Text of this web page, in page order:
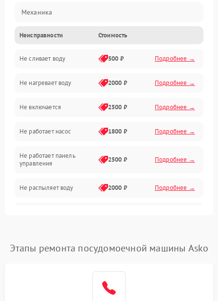
Механика
Управление
Электропитание
Датчики
Нагрев
Вода
Гигиена
Неисправности Стоимость
Не сливает воду 500 ₽ Подробнее →
Не нагревает воду 2000 ₽ Подробнее →
Не включается 2500 ₽ Подробнее →
Не работает насос 1800 ₽ Подробнее →
Не работает панель
управления
2500 ₽ Подробнее →
Не распыляет воду 2000 ₽ Подробнее →
воды
1800 ₽ Подробнее →
Этапы ремонта посудомоечной машины Asko